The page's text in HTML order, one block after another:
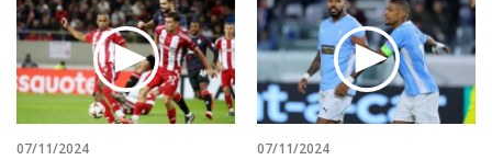
07/11/2024 07/11/2024